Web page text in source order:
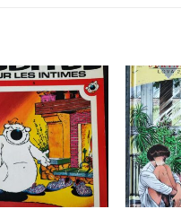
Ajouter
à ma
liste
d'envies